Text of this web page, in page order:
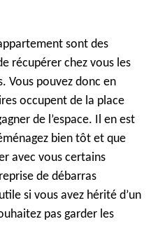
sont des
récupérer chez vous les
Vous pouvez donc en
occupent de la place
de l’espace. Il en est
bien tôt et que
avec vous certains
de débarras
si vous avez hérité d’un
pas garder les